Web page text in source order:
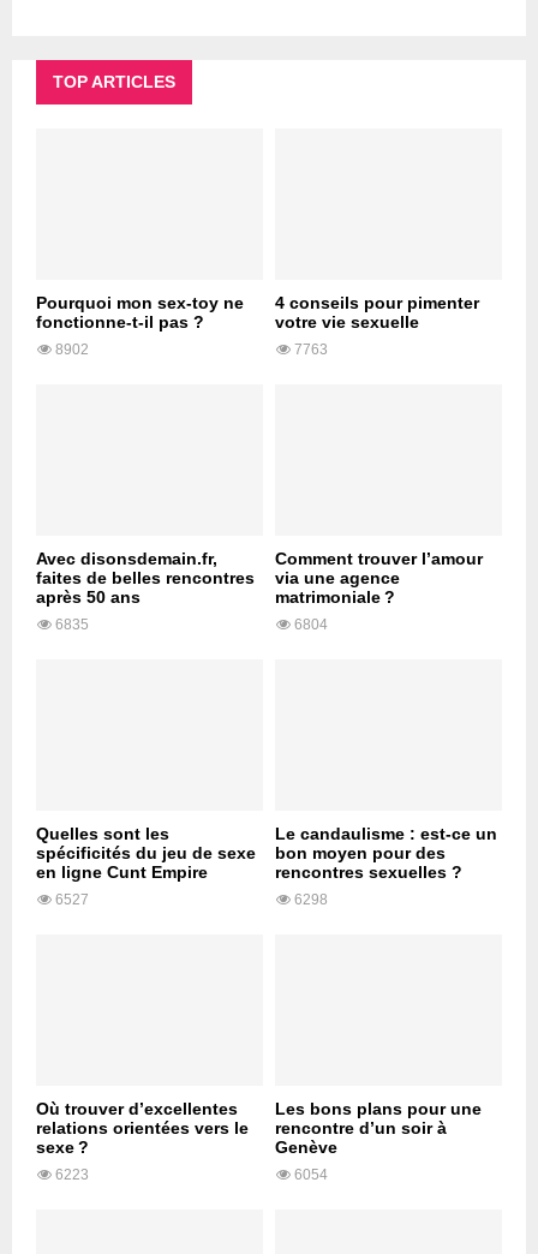
TOP ARTICLES
Pourquoi mon sex-toy ne
fonctionne-t-il pas ?
8902
4 conseils pour pimenter
votre vie sexuelle
7763
Avec disonsdemain.fr,
faites de belles rencontres
après 50 ans
6835
Comment trouver l’amour
via une agence
matrimoniale ?
6804
Quelles sont les
spécificités du jeu de sexe
en ligne Cunt Empire
6527
Le candaulisme : est-ce un
bon moyen pour des
rencontres sexuelles ?
6298
Où trouver d’excellentes
relations orientées vers le
sexe ?
6223
Les bons plans pour une
rencontre d’un soir à
Genève
6054